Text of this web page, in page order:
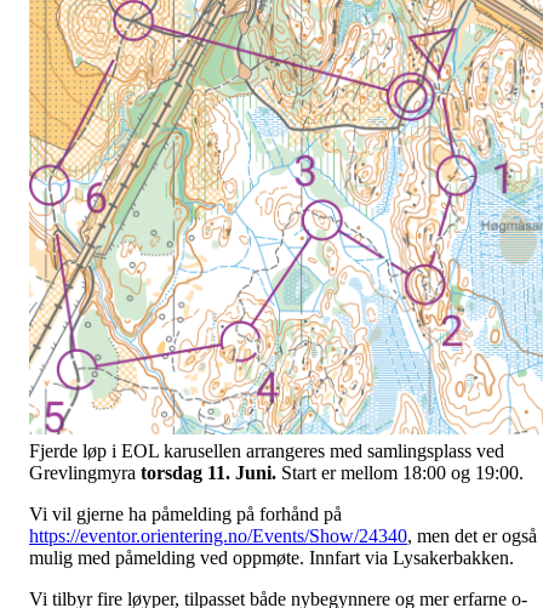
Fjerde løp i EOL karusellen arrangeres med samlingsplass ved
Grevlingmyra torsdag 11. Juni. Start er mellom 18:00 og 19:00.
Vi vil gjerne ha påmelding på forhånd på
https://eventor.orientering.no/Events/Show/24340, men det er også
mulig med påmelding ved oppmøte. Innfart via Lysakerbakken.
Vi tilbyr fire løyper, tilpasset både nybegynnere og mer erfarne o-